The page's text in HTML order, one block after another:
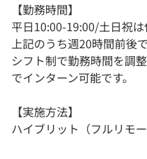
【勤務時間】
平日10:00-19:00/土日祝は
上記のうち週20時間前後
シフト制で勤務時間を調
でインターン可能です。
【実施方法】
ハイブリット（フルリモ